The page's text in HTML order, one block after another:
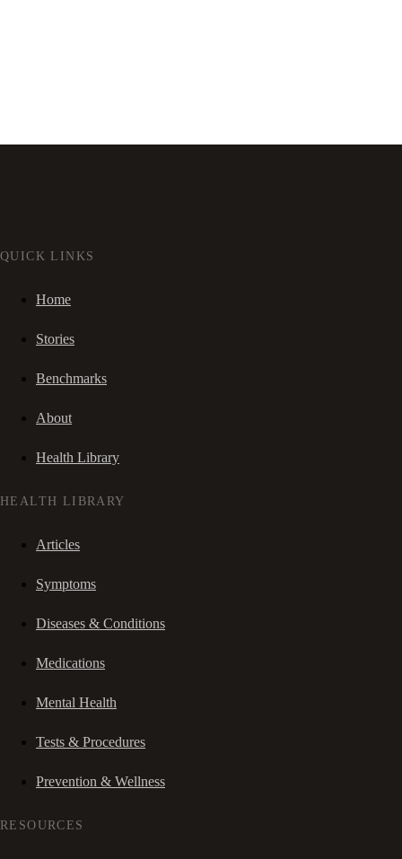
QUICK LINKS
Home
Stories
Benchmarks
About
Health Library
HEALTH LIBRARY
Articles
Symptoms
Diseases & Conditions
Medications
Mental Health
Tests & Procedures
Prevention & Wellness
RESOURCES